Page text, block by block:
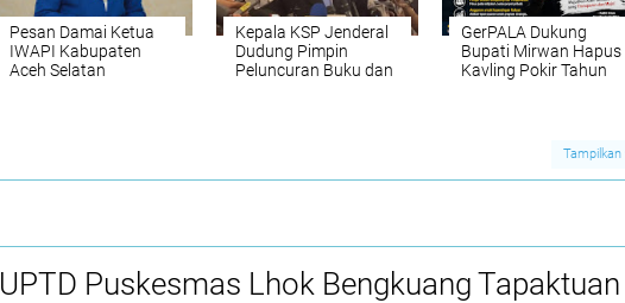
‎Pesan Damai Ketua
IWAPI Kabupaten
Aceh Selatan
Kepala KSP Jenderal
Dudung Pimpin
Peluncuran Buku dan
GerPALA Dukung
Bupati Mirwan Hapus
Kavling Pokir Tahun
Tampilkan
UPTD Puskesmas Lhok Bengkuang Tapaktuan